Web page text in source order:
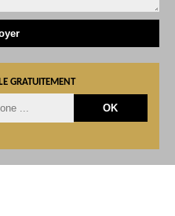
GRATUITEMENT